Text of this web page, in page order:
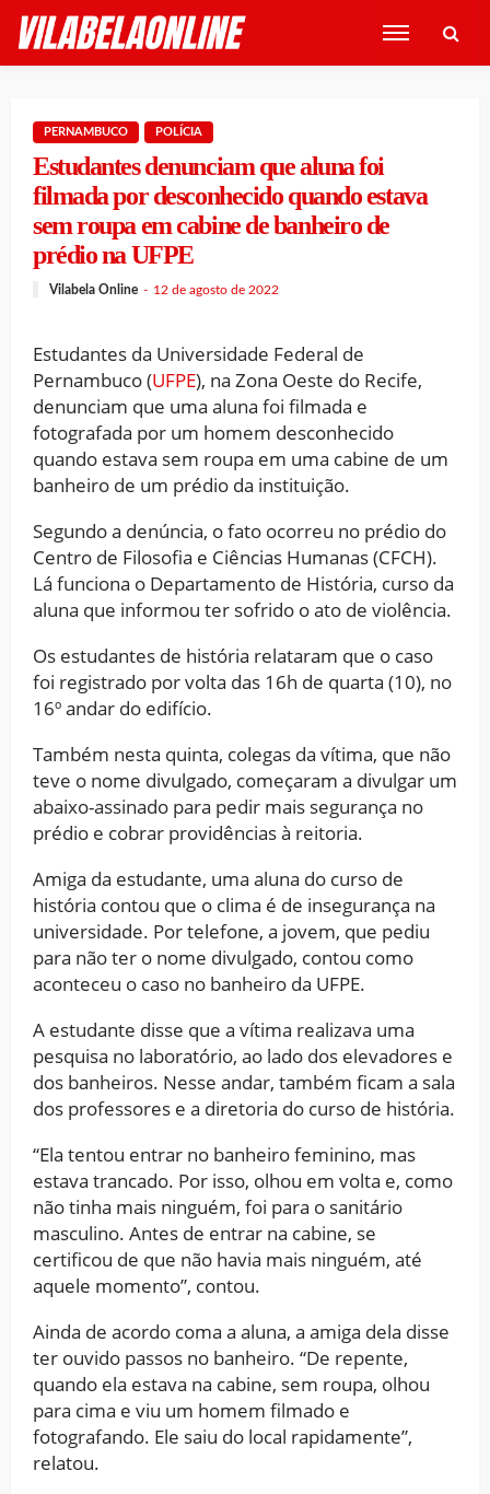
PERNAMBUCO POLÍCIA
Estudantes denunciam que aluna foi
filmada por desconhecido quando estava
sem roupa em cabine de banheiro de
prédio na UFPE
Vilabela Online 12 de agosto de 2022
Estudantes da Universidade Federal de
Pernambuco (UFPE), na Zona Oeste do Recife,
denunciam que uma aluna foi filmada e
fotografada por um homem desconhecido
quando estava sem roupa em uma cabine de um
banheiro de um prédio da instituição.
Segundo a denúncia, o fato ocorreu no prédio do
Centro de Filosofia e Ciências Humanas (CFCH).
Lá funciona o Departamento de História, curso da
aluna que informou ter sofrido o ato de violência.
Os estudantes de história relataram que o caso
foi registrado por volta das 16h de quarta (10), no
16º andar do edifício.
Também nesta quinta, colegas da vítima, que não
teve o nome divulgado, começaram a divulgar um
abaixo-assinado para pedir mais segurança no
prédio e cobrar providências à reitoria.
Amiga da estudante, uma aluna do curso de
história contou que o clima é de insegurança na
universidade. Por telefone, a jovem, que pediu
para não ter o nome divulgado, contou como
aconteceu o caso no banheiro da UFPE.
A estudante disse que a vítima realizava uma
pesquisa no laboratório, ao lado dos elevadores e
dos banheiros. Nesse andar, também ficam a sala
dos professores e a diretoria do curso de história.
“Ela tentou entrar no banheiro feminino, mas
estava trancado. Por isso, olhou em volta e, como
não tinha mais ninguém, foi para o sanitário
masculino. Antes de entrar na cabine, se
certificou de que não havia mais ninguém, até
aquele momento”, contou.
Ainda de acordo coma a aluna, a amiga dela disse
ter ouvido passos no banheiro. “De repente,
quando ela estava na cabine, sem roupa, olhou
para cima e viu um homem filmado e
fotografando. Ele saiu do local rapidamente”,
relatou.